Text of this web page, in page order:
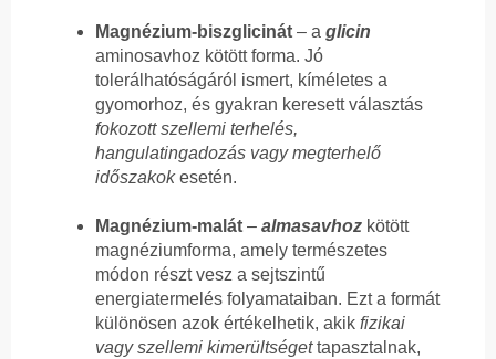
Magnézium-biszglicinát – a glicin
aminosavhoz kötött forma. Jó
tolerálhatóságáról ismert, kíméletes a
gyomorhoz, és gyakran keresett választás
fokozott szellemi terhelés,
hangulatingadozás vagy megterhelő
időszakokesetén.
Magnézium-malát – almasavhoz kötött
magnéziumforma, amely természetes
módon részt vesz a sejtszintű
energiatermelés folyamataiban. Ezt a formát
különösen azok értékelhetik, akik fizikai
vagy szellemi kimerültségettapasztalnak,